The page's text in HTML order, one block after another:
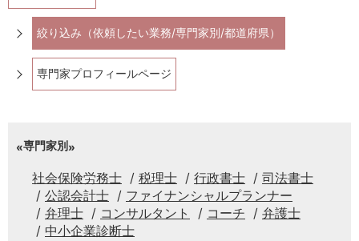
絞り込み（依頼したい業務/専門家別/都道府県）
専門家プロフィールページ
専門家別
社会保険労務士 税理士 行政書士
司法書士
公認会計士
ファイナンシャルプランナー
弁理士
コンサルタント コーチ
弁護士
中小企業診断士